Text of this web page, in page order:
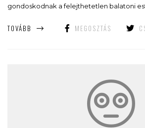
gondoskodnak a felejthetetlen balatoni
TOVÁBB MEGOSZTÁS